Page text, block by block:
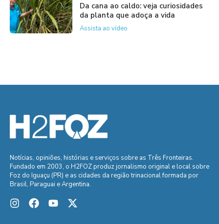
Da cana ao caldo: veja curiosidades
da planta que adoça a vida
Assista ao vídeo
Notícias, opiniões, histórias e serviços sobre as Três Fronteiras.
Fundado em 2003, o H2FOZ produz jornalismo original e local sobre
Foz do Iguaçu (PR) e as cidades da região trinacional formada por
Brasil, Paraguai e Argentina.